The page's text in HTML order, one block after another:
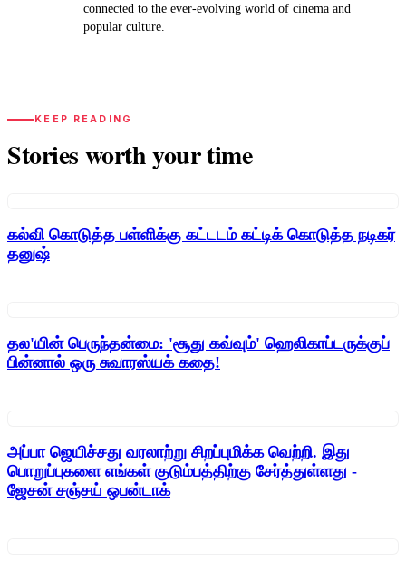
connected to the ever-evolving world of cinema and
popular culture.
KEEP READING
Stories worth your time
கல்வி கொடுத்த பள்ளிக்கு கட்டடம் கட்டிக் கொடுத்த நடிகர்
தனுஷ்
தல'யின் பெருந்தன்மை: 'சூது கவ்வும்' ஹெலிகாப்டருக்குப்
பின்னால் ஒரு சுவாரஸ்யக் கதை!
அப்பா ஜெயிச்சது வரலாற்று சிறப்புமிக்க வெற்றி. இது
பொறுப்புகளை எங்கள் குடும்பத்திற்கு சேர்த்துள்ளது -
ஜேசன் சஞ்சய் ஒபன்டாக்